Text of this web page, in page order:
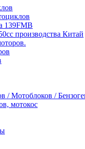
139FMB
производства Китай
/ Мотоблоков /
мотокос